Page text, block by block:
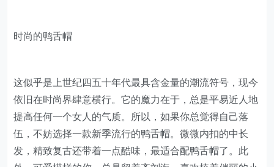
时尚的鸭舌帽
这似乎是上世纪四五十年代最具含金量的潮流符号，现今
依旧在时尚界肆意横行。它的魔力在于，总是平易近人地
提高任何一个女人的气质。所以，如果你总觉得自己落
伍，不妨选择一款新季流行的鸭舌帽。微微内扣的中长
发，精致复古还带着一点酷味，最适合配鸭舌帽了。此